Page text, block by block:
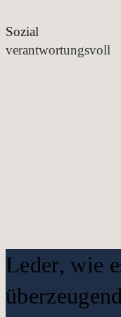
Sozial
verantwortungsvoll
Leder, wie